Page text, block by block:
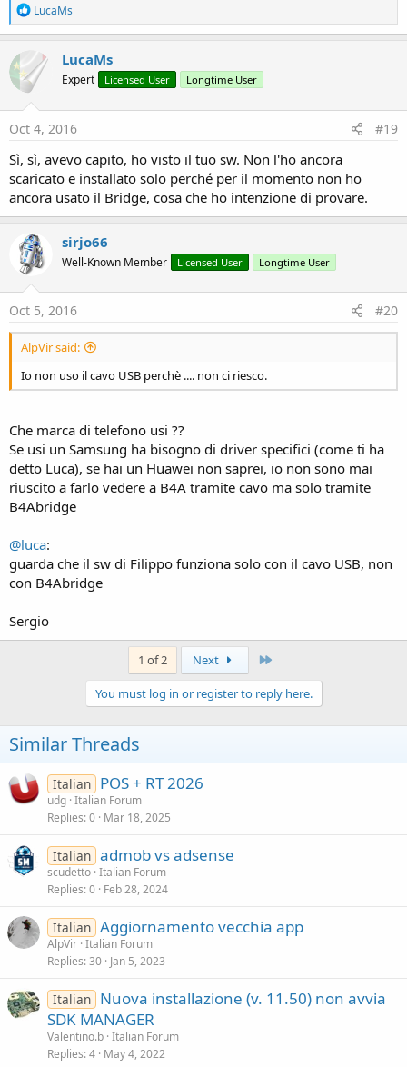
R
e
a
t
i
n
s
LucaMs
LucaMs
Expert Licensed User Longtime User
Oct 4, 2016 #19
Sì, sì, avevo capito, ho visto il tuo sw. Non l'ho ancora
scaricato e installato solo perché per il momento non ho
ancora usato il Bridge, cosa che ho intenzione di provare.
sirjo66
Well-Known Member Licensed User Longtime User
Oct 5, 2016 #20
AlpVir said:
Io non uso il cavo USB perchè .... non ci riesco.
Che marca di telefono usi ??
Se usi un Samsung ha bisogno di driver specifici (come ti ha
detto Luca), se hai un Huawei non saprei, io non sono mai
riuscito a farlo vedere a B4A tramite cavo ma solo tramite
B4Abridge
@luca:
guarda che il sw di Filippo funziona solo con il cavo USB, non
con B4Abridge
Sergio
1 of 2 Next
You must log in or register to reply here.
Similar Threads
Italian POS + RT 2026
udg Italian Forum
Replies 0 Mar 18, 2025
Italian admob vs adsense
scudetto Italian Forum
Replies 0 Feb 28, 2024
Italian Aggiornamento vecchia app
AlpVir Italian Forum
Replies 30 Jan 5, 2023
Italian Nuova installazione (v. 11.50) non avvia
SDK MANAGER
Valentino.b Italian Forum
Replies 4 May 4, 2022